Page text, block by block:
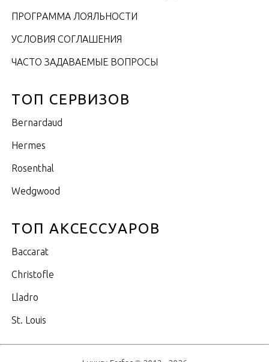
ПРОГРАММА ЛОЯЛЬНОСТИ
УСЛОВИЯ СОГЛАШЕНИЯ
ЧАСТО ЗАДАВАЕМЫЕ ВОПРОСЫ
ТОП СЕРВИЗОВ
Bernardaud
Hermes
Rosenthal
Wedgwood
ТОП АКСЕССУАРОВ
Baccarat
Christofle
Lladro
St. Louis